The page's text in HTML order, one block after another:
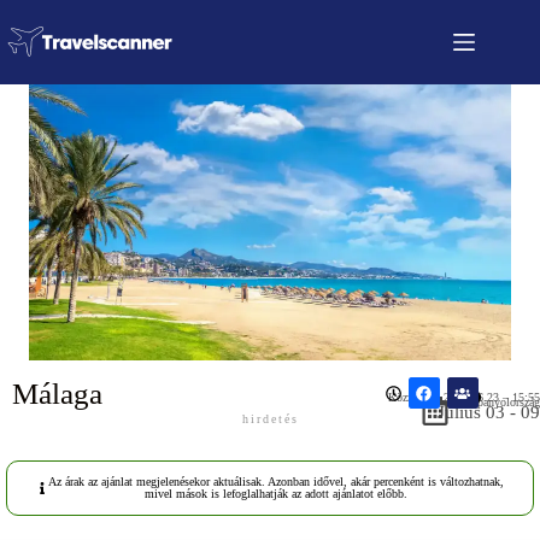
Július 03 - 09
Közzétéve: 2026.06.23 – 15:55
Spanyolország
Málaga
hirdetés
Az árak az ajánlat megjelenésekor aktuálisak. Azonban idővel, akár percenként is változhatnak,
mivel mások is lefoglalhatják az adott ajánlatot előbb.